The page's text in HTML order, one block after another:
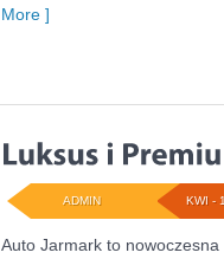
More ]
KWI -
ADMIN
Auto Jarmark to